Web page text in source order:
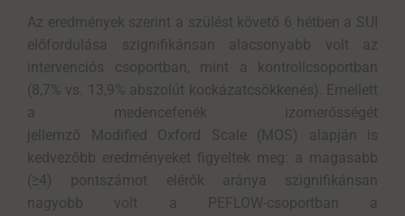
Az eredmények szerint a szülést követő 6 hétben a SUI
előfordulása szignifikánsan alacsonyabb volt az
intervenciós csoportban, mint a kontrollcsoportban
(8,7% vs. 13,9% abszolút kockázatcsökkenés). Emellett
a medencefenék izomerősségét
jellemző Modified Oxford Scale (MOS) alapján is
kedvezőbb eredményeket figyeltek meg: a magasabb
(≥4) pontszámot elérők aránya szignifikánsan
nagyobb volt a PEFLOW-csoportban a